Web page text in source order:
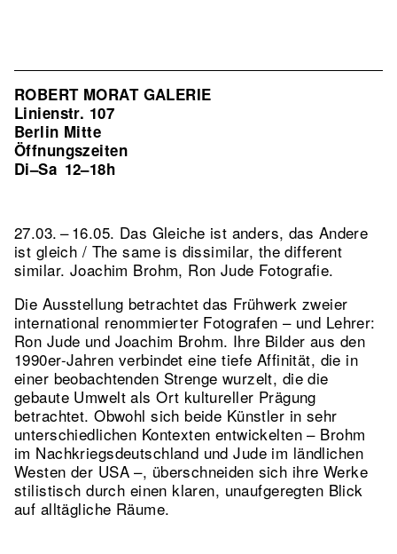
ROBERT MORAT GALERIE
Linienstr. 107
Berlin Mitte
Öffnungszeiten
Di–Sa 12–18h
27.03. – 16.05. Das Gleiche ist anders, das Andere
ist gleich / The same is dissimilar, the different
similar. Joachim Brohm, Ron Jude Fotografie.
Die Ausstellung betrachtet das Frühwerk zweier
international renommierter Fotografen – und Lehrer:
Ron Jude und Joachim Brohm. Ihre Bilder aus den
1990er-Jahren verbindet eine tiefe Affinität, die in
einer beobachtenden Strenge wurzelt, die die
gebaute Umwelt als Ort kultureller Prägung
betrachtet. Obwohl sich beide Künstler in sehr
unterschiedlichen Kontexten entwickelten – Brohm
im Nachkriegsdeutschland und Jude im ländlichen
Westen der USA –, überschneiden sich ihre Werke
stilistisch durch einen klaren, unaufgeregten Blick
auf alltägliche Räume.